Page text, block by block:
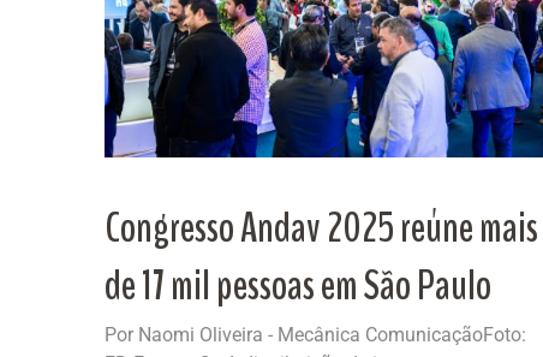
Congresso Andav 2025 reúne mais
de 17 mil pessoas em São Paulo
Por Naomi Oliveira - Mecânica ComunicaçãoFoto: